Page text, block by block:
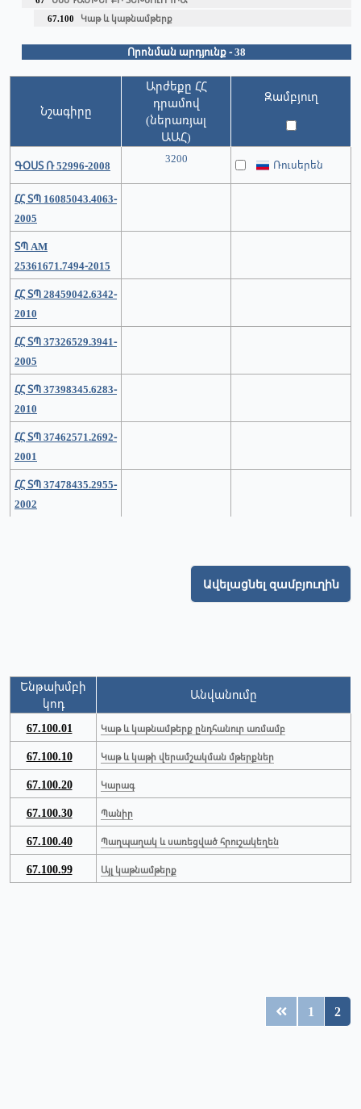
67.100
Կաթ և կաթնամթերք
Որոնման արդյունք - 38
Նշագիրը
Արժեքը ՀՀ
դրամով
(ներառյալ
ԱԱՀ)
Զամբյուղ
ԳՕՍՏ Ռ 52996-2008 3200 Ռուսերեն
ՀՀ ՏՊ 16085043.4063-
2005
ՏՊ АМ
25361671.7494-2015
ՀՀ ՏՊ 28459042.6342-
2010
ՀՀ ՏՊ 37326529.3941-
2005
ՀՀ ՏՊ 37398345.6283-
2010
ՀՀ ՏՊ 37462571.2692-
2001
ՀՀ ՏՊ 37478435.2955-
2002
Ավելացնել զամբյուղին
Ենթախմբի
կոդ
Անվանումը
67.100.01 Կաթ և կաթնամթերք ընդհանուր առմամբ
67.100.10 Կաթ և կաթի վերամշակման մթերքներ
67.100.20 Կարագ
67.100.30 Պանիր
67.100.40 Պաղպաղակ և սառեցված հրուշակեղեն
67.100.99 Այլ կաթնամթերք
1 2